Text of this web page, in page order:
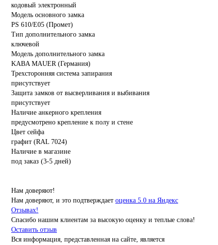
кодовый электронный
Модель основного замка
PS 610/E05 (Промет)
Тип дополнительного замка
ключевой
Модель дополнительного замка
KABA MAUER (Германия)
Трехсторонняя система запирания
присутствует
Защита замков от высверливания и выбивания
присутствует
Наличие анкерного крепления
предусмотрено крепление к полу и стене
Цвет сейфа
графит (RAL 7024)
Наличие в магазине
под заказ (3-5 дней)
Нам доверяют!
Нам доверяют, и это подтверждает оценка 5.0 на Яндекс
Отзывах!
Спасибо нашим клиентам за высокую оценку и теплые слова!
Оставить отзыв
Вся информация, представленная на сайте, является